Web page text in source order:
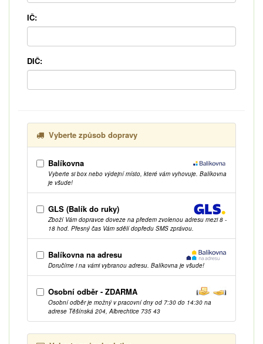
IČ:
DIČ:
Vyberte způsob dopravy
Balíkovna
Vyberte si box nebo výdejní místo, které vám vyhovuje. Balíkovna
je všude!
GLS (Balík do ruky)
Zboží Vám dopravce doveze na předem zvolenou adresu mezi 8 -
18 hod. Přesný čas Vám sdělí dopředu SMS zprávou.
Balíkovna na adresu
Doručíme i na vámi vybranou adresu. Balíkovna je všude!
Osobní odběr - ZDARMA
Osobní odběr je možný v pracovní dny od 7:30 do 14:30 na
adrese Těšínská 204, Albrechtice 735 43